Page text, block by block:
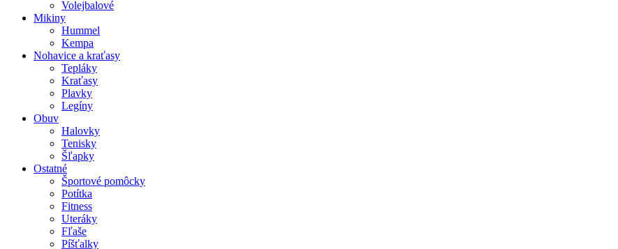
Volejbalové
Mikiny
Hummel
Kempa
Nohavice a kraťasy
Tepláky
Kraťasy
Plavky
Legíny
Obuv
Halovky
Tenisky
Šľapky
Ostatné
Športové pomôcky
Potítka
Fitness
Uteráky
Fľaše
Píšťalky